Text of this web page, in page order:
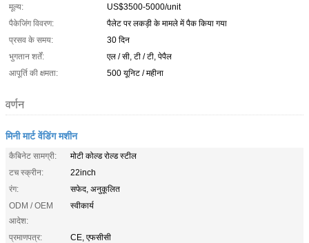
मूल्य:
US$3500-5000/unit
पैकेजिंग विवरण:
पैलेट पर लकड़ी के मामले में पैक किया गया
प्रसव के समय:
30 दिन
भुगतान शर्तें:
एल / सी, टी / टी, पेपैल
आपूर्ति की क्षमता:
500 यूनिट / महीना
वर्णन
मिनी मार्ट वेंडिंग मशीन
कैबिनेट सामग्री:
मोटी कोल्ड रोल्ड स्टील
टच स्क्रीन:
22inch
रंग:
सफेद, अनुकूलित
ODM / OEM
आदेश:
स्वीकार्य
प्रमाणपत्र:
CE, एफसीसी